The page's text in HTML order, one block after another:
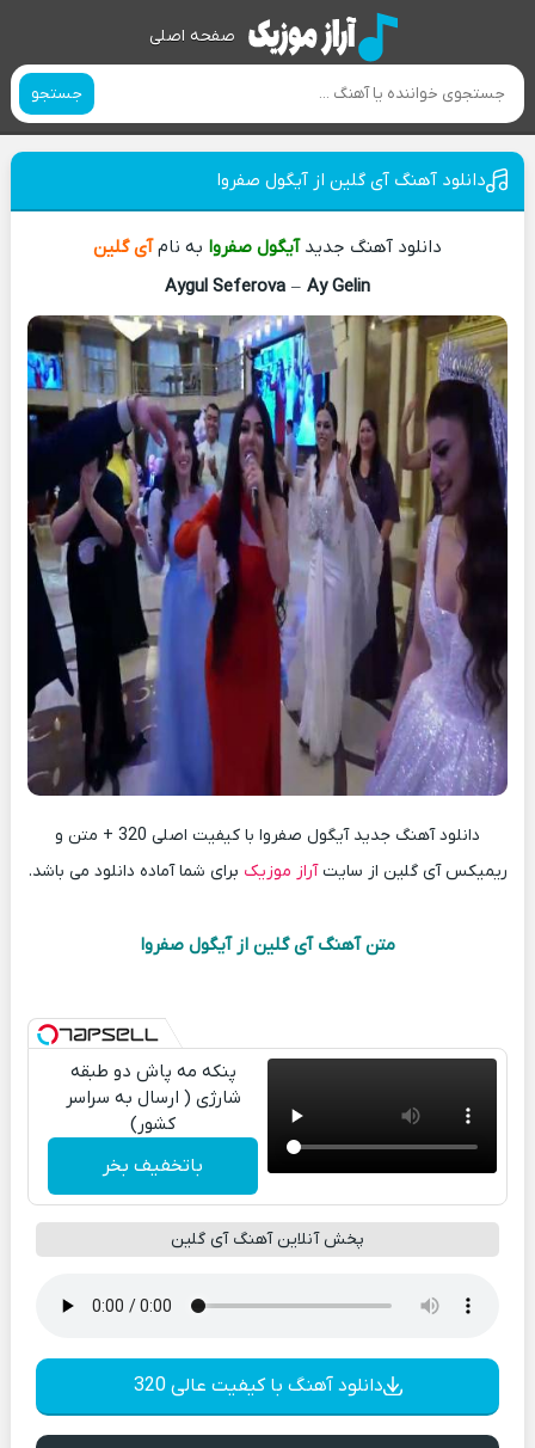
صفحه اصلی
جستجو
دانلود آهنگ آی گلین از آیگول صفروا
دانلود آهنگ جدیدآیگول صفروا به نامآی گلین
Aygul Seferova – Ay Gelin
دانلود آهنگ جدید آیگول صفروا با کیفیت اصلی 320 + متن و
ریمیکس آی گلین از سایتآراز موزیک برای شما آماده دانلود می باشد.
متن آهنگ آی گلین از آیگول صفروا
پنکه مه پاش دو طبقه
شارژی ( ارسال به سراسر
کشور)
باتخفیف بخر
پخش آنلاین آهنگ آی گلین
دانلود آهنگ با کیفیت عالی 320